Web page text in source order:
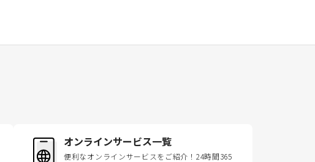
オンラインサービス一覧
便利なオンラインサービスをご紹介！24時間365